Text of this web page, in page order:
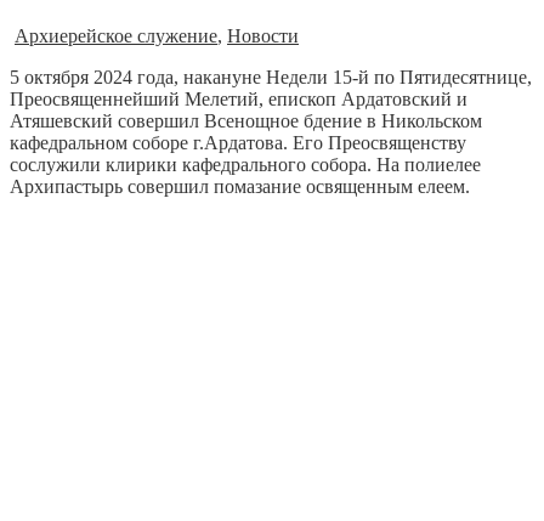
Архиерейское служение, Новости
5 октября 2024 года, накануне Недели 15-й по Пятидесятнице,
Преосвященнейший Мелетий, епископ Ардатовский и
Атяшевский совершил Всенощное бдение в Никольском
кафедральном соборе г.Ардатова. Его Преосвященству
сослужили клирики кафедрального собора. На полиелее
Архипастырь совершил помазание освященным елеем.